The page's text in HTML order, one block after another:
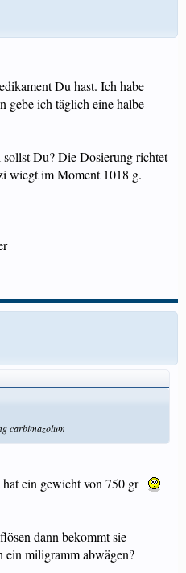
Du hast. Ich habe
gebe ich täglich eine halbe
Du? Die Dosierung richtet
wiegt im Moment 1018 g.
carbimazolum
hat ein gewicht von 750 gr
dann bekommt sie
miligramm abwägen?